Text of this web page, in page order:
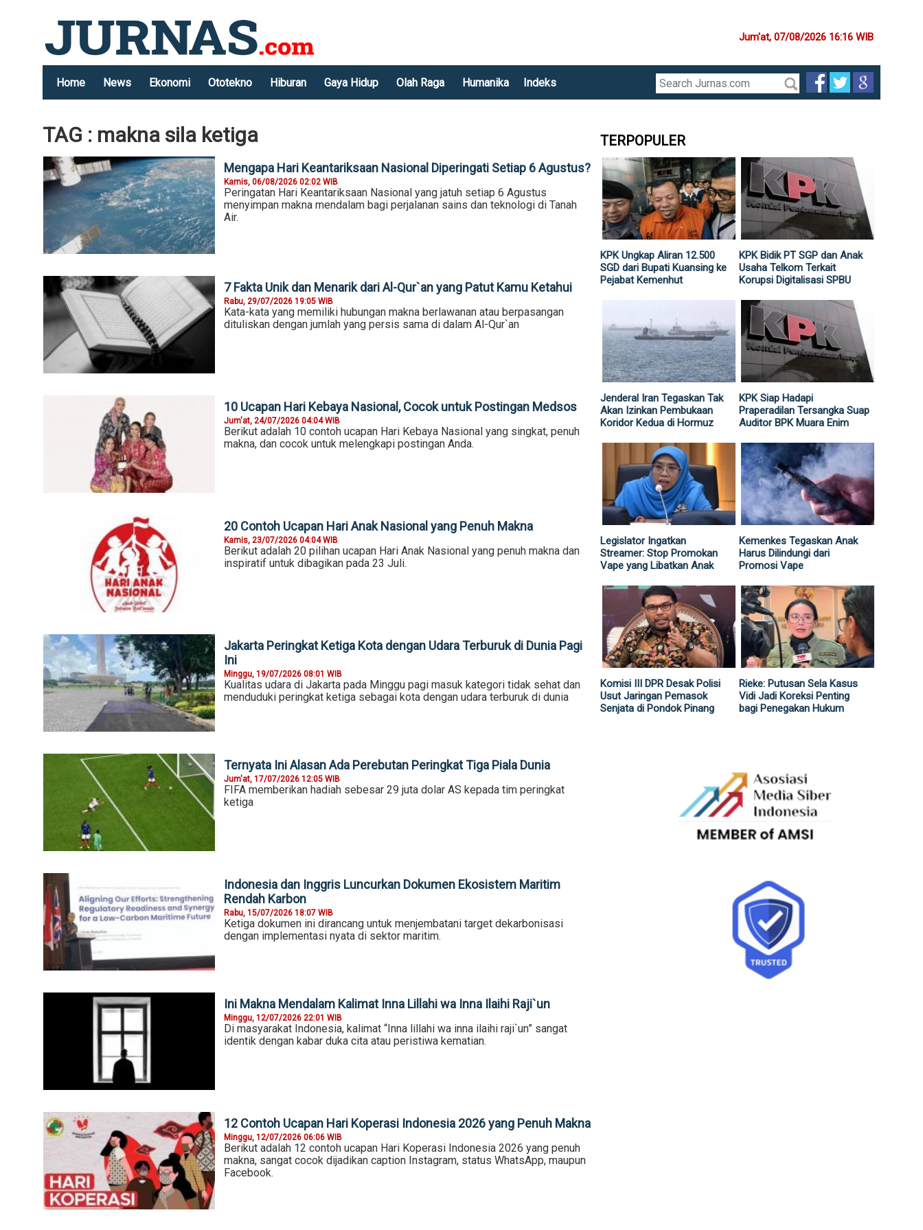
Jum'at, 07/08/2026 16:16 WIB
Home News Ekonomi Ototekno Hiburan Gaya Hidup Olah Raga Humanika Indeks
TAG : makna sila ketiga
Mengapa Hari Keantariksaan Nasional Diperingati Setiap 6 Agustus?
Kamis, 06/08/2026 02:02 WIB
Peringatan Hari Keantariksaan Nasional yang jatuh setiap 6 Agustus
menyimpan makna mendalam bagi perjalanan sains dan teknologi di Tanah
Air.
7 Fakta Unik dan Menarik dari Al-Qur`an yang Patut Kamu Ketahui
Rabu, 29/07/2026 19:05 WIB
Kata-kata yang memiliki hubungan makna berlawanan atau berpasangan
dituliskan dengan jumlah yang persis sama di dalam Al-Qur`an
10 Ucapan Hari Kebaya Nasional, Cocok untuk Postingan Medsos
Jum'at, 24/07/2026 04:04 WIB
Berikut adalah 10 contoh ucapan Hari Kebaya Nasional yang singkat, penuh
makna, dan cocok untuk melengkapi postingan Anda.
20 Contoh Ucapan Hari Anak Nasional yang Penuh Makna
Kamis, 23/07/2026 04:04 WIB
Berikut adalah 20 pilihan ucapan Hari Anak Nasional yang penuh makna dan
inspiratif untuk dibagikan pada 23 Juli.
Jakarta Peringkat Ketiga Kota dengan Udara Terburuk di Dunia Pagi
Ini
Minggu, 19/07/2026 08:01 WIB
Kualitas udara di Jakarta pada Minggu pagi masuk kategori tidak sehat dan
menduduki peringkat ketiga sebagai kota dengan udara terburuk di dunia
Ternyata Ini Alasan Ada Perebutan Peringkat Tiga Piala Dunia
Jum'at, 17/07/2026 12:05 WIB
FIFA memberikan hadiah sebesar 29 juta dolar AS kepada tim peringkat
ketiga
Indonesia dan Inggris Luncurkan Dokumen Ekosistem Maritim
Rendah Karbon
Rabu, 15/07/2026 18:07 WIB
Ketiga dokumen ini dirancang untuk menjembatani target dekarbonisasi
dengan implementasi nyata di sektor maritim.
Ini Makna Mendalam Kalimat Inna Lillahi wa Inna Ilaihi Raji`un
Minggu, 12/07/2026 22:01 WIB
Di masyarakat Indonesia, kalimat “Inna lillahi wa inna ilaihi raji`un” sangat
identik dengan kabar duka cita atau peristiwa kematian.
12 Contoh Ucapan Hari Koperasi Indonesia 2026 yang Penuh Makna
Minggu, 12/07/2026 06:06 WIB
Berikut adalah 12 contoh ucapan Hari Koperasi Indonesia 2026 yang penuh
makna, sangat cocok dijadikan caption Instagram, status WhatsApp, maupun
Facebook.
TERPOPULER
KPK Ungkap Aliran 12.500
SGD dari Bupati Kuansing ke
Pejabat Kemenhut
KPK Bidik PT SGP dan Anak
Usaha Telkom Terkait
Korupsi Digitalisasi SPBU
Jenderal Iran Tegaskan Tak
Akan Izinkan Pembukaan
Koridor Kedua di Hormuz
KPK Siap Hadapi
Praperadilan Tersangka Suap
Auditor BPK Muara Enim
Legislator Ingatkan
Streamer: Stop Promokan
Vape yang Libatkan Anak
Kemenkes Tegaskan Anak
Harus Dilindungi dari
Promosi Vape
Komisi III DPR Desak Polisi
Usut Jaringan Pemasok
Senjata di Pondok Pinang
Rieke: Putusan Sela Kasus
Vidi Jadi Koreksi Penting
bagi Penegakan Hukum